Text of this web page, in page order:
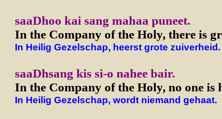
saaDhoo kai sang mahaa puneet.
In the Company of the Holy, there is
In Heilig Gezelschap, heerst grote zuiverheid.
saaDhsang kis si-o nahee bair.
In the Company of the Holy, no one is
In Heilig Gezelschap, wordt niemand gehaat.